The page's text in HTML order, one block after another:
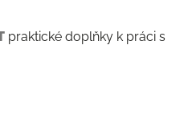
praktické doplňky k práci s